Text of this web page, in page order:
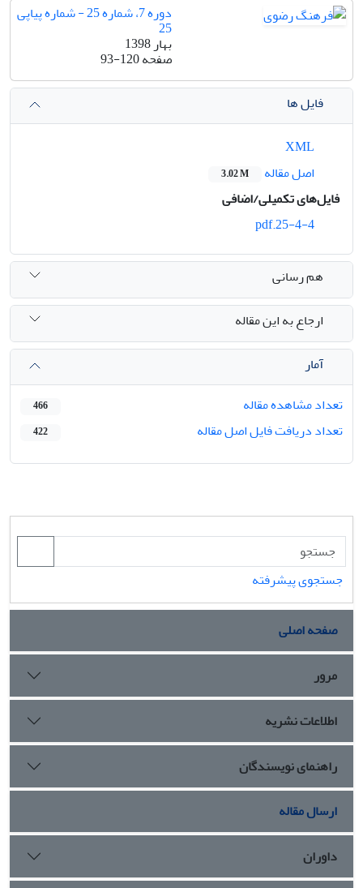
دوره 7، شماره 25 - شماره پیاپی
25
بهار 1398
صفحه93-120
فایل ها
اصل مقاله
3.02 M
فایل‌های تکمیلی/اضافی
هم رسانی
ارجاع به این مقاله
آمار
تعداد مشاهده مقاله
466
تعداد دریافت فایل اصل مقاله 422
جستجوی پیشرفته
صفحه اصلی
مرور
اطلاعات نشریه
راهنمای نویسندگان
ارسال مقاله
داوران